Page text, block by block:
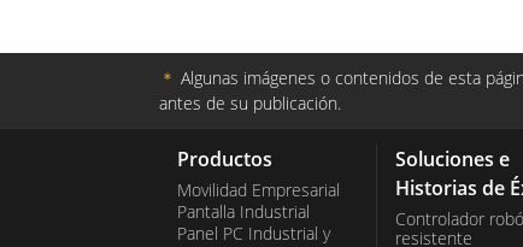
＊ Algunas imágenes o contenidos de esta
antes de su publicación.
Productos
Movilidad Empresarial
Pantalla Industrial
Panel PC Industrial y
Soluciones e
Historias de
Controlador
resistente